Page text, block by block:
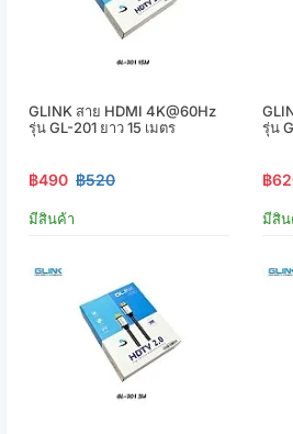
GLINK สาย HDMI 4K@60Hz
รุ่น GL-201 ยาว 15 เมตร
฿490 ฿520
มีสินค้า
รุ่น
฿
มีสิน